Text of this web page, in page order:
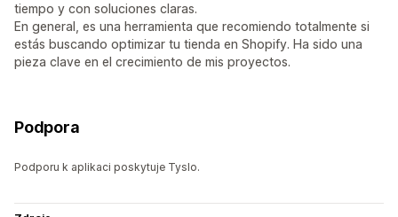
tiempo y con soluciones claras.
En general, es una herramienta que recomiendo totalmente si
estás buscando optimizar tu tienda en Shopify. Ha sido una
pieza clave en el crecimiento de mis proyectos.
Podpora
Podporu k aplikaci poskytuje Tyslo.